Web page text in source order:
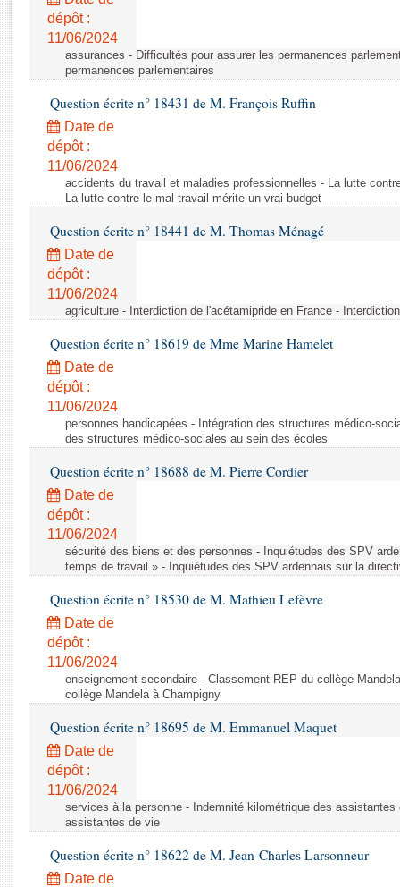
Rapports d'enquête
Rapports législatifs
Baromètre de l’application des lois
Dossiers législatifs
Budget et sécurité sociale
Questions écrites et orales
Comptes rendus des débats
dépôt :
11/06/2024
assurances - Difficultés pour assurer les permanences
permanences parlementaires
Question écrite n° 18431 de M. François Ruffin
Date de
dépôt :
11/06/2024
accidents du travail et maladies professionnelles - La lutte
La lutte contre le mal-travail mérite un vrai budget
Question écrite n° 18441 de M. Thomas Ménagé
Date de
dépôt :
11/06/2024
agriculture - Interdiction de l'acétamipride en France -
Question écrite n° 18619 de Mme Marine Hamelet
Date de
dépôt :
11/06/2024
personnes handicapées - Intégration des structures médico-
des structures médico-sociales au sein des écoles
Question écrite n° 18688 de M. Pierre Cordier
Date de
dépôt :
11/06/2024
sécurité des biens et des personnes - Inquiétudes des SPV
temps de travail » - Inquiétudes des SPV ardennais sur la
Question écrite n° 18530 de M. Mathieu Lefèvre
Date de
dépôt :
11/06/2024
enseignement secondaire - Classement REP du collège
collège Mandela à Champigny
Question écrite n° 18695 de M. Emmanuel Maquet
Date de
dépôt :
11/06/2024
services à la personne - Indemnité kilométrique des
assistantes de vie
Question écrite n° 18622 de M. Jean-Charles Larsonneur
Date de